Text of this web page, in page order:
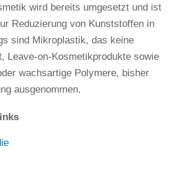
wird bereits umgesetzt und ist
Reduzierung von Kunststoffen in
sind Mikroplastik, das keine
Leave-on-Kosmetikprodukte sowie
wachsartige Polymere, bisher
ausgenommen.